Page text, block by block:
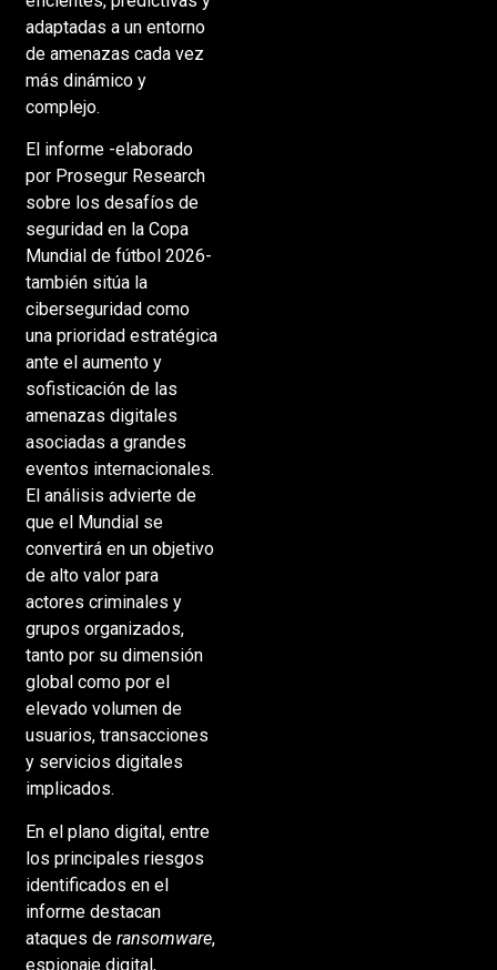
adaptadas a un entorno
de amenazas cada vez
más dinámico y
complejo.
El informe -elaborado
por Prosegur Research
sobre los desafíos de
seguridad en la Copa
Mundial de fútbol 2026-
también sitúa la
ciberseguridad como
una prioridad estratégica
ante el aumento y
sofisticación de las
amenazas digitales
asociadas a grandes
eventos internacionales.
El análisis advierte de
que el Mundial se
convertirá en un objetivo
de alto valor para
actores criminales y
grupos organizados,
tanto por su dimensión
global como por el
elevado volumen de
usuarios, transacciones
y servicios digitales
implicados.
En el plano digital, entre
los principales riesgos
identificados en el
informe destacan
ataques de ransomware,
espionaje digital,